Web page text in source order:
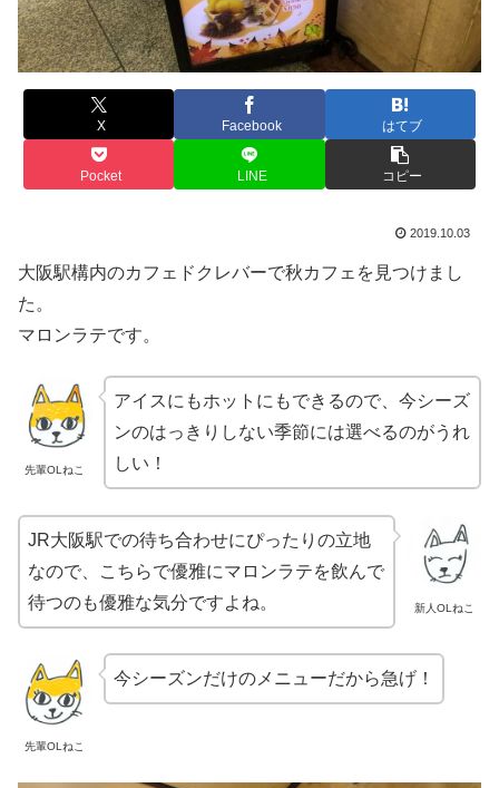
X Facebook はてブ
Pocket LINE コピー
2019.10.03
大阪駅構内のカフェドクレバーで秋カフェを見つけまし
た。
マロンラテです。
先輩OLねこ
アイスにもホットにもできるので、今シーズ
ンのはっきりしない季節には選べるのがうれ
しい！
新人OLねこ
JR大阪駅での待ち合わせにぴったりの立地
なので、こちらで優雅にマロンラテを飲んで
待つのも優雅な気分ですよね。
先輩OLねこ
今シーズンだけのメニューだから急げ！